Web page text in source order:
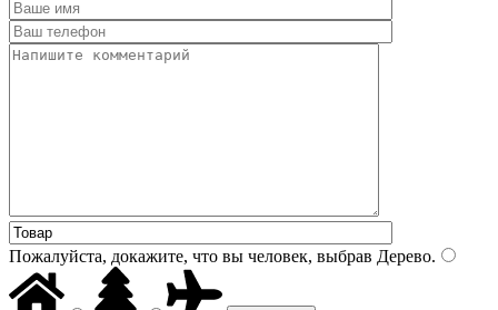
Пожалуйста, докажите, что вы человек, выбрав Дерево.